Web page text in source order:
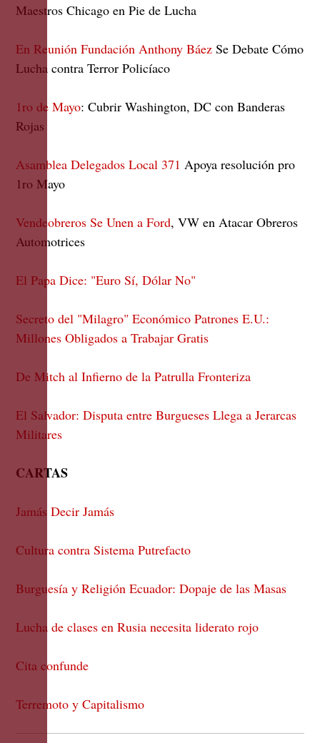
Maestros Chicago en Pie de Lucha
En Reunión Fundación Anthony Báez Se Debate Cómo
Lucha contra Terror Policíaco
1ro de Mayo: Cubrir Washington, DC con Banderas
Rojas
Asamblea Delegados Local 371 Apoya resolución pro
1ro Mayo
Vendeobreros Se Unen a Ford, VW en Atacar Obreros
Automotrices
El Papa Dice: "Euro Sí, Dólar No"
Secreto del "Milagro" Económico Patrones E.U.:
Millones Obligados a Trabajar Gratis
De Mitch al Infierno de la Patrulla Fronteriza
El Salvador: Disputa entre Burgueses Llega a Jerarcas
Militares
CARTAS
Jamás Decir Jamás
Cultura contra Sistema Putrefacto
Burguesía y Religión Ecuador: Dopaje de las Masas
Lucha de clases en Rusia necesita liderato rojo
Cita confunde
Terremoto y Capitalismo